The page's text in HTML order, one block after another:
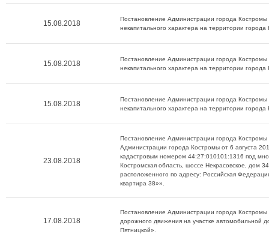
15.08.2018
Постановление Администрации города
некапитального характера на территории
15.08.2018
Постановление Администрации города
некапитального характера на территории
15.08.2018
Постановление Администрации города
некапитального характера на территории
23.08.2018
Постановление Администрации города
Администрации города Костромы от 6 августа
кадастровым номером 44:27:010101:1316 под
Костромская область, шоссе Некрасовское, дом
расположенного по адресу: Российская
квартира 38»».
17.08.2018
Постановление Администрации города
дорожного движения на участке автомобильной
Пятницкой».